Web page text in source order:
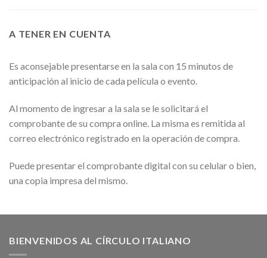
A TENER EN CUENTA
Es aconsejable presentarse en la sala con 15 minutos de
anticipación al inicio de cada película o evento.
Al momento de ingresar a la sala se le solicitará el
comprobante de su compra online. La misma es remitida al
correo electrónico registrado en la operación de compra.
Puede presentar el comprobante digital con su celular o bien,
una copia impresa del mismo.
BIENVENIDOS AL CÍRCULO ITALIANO